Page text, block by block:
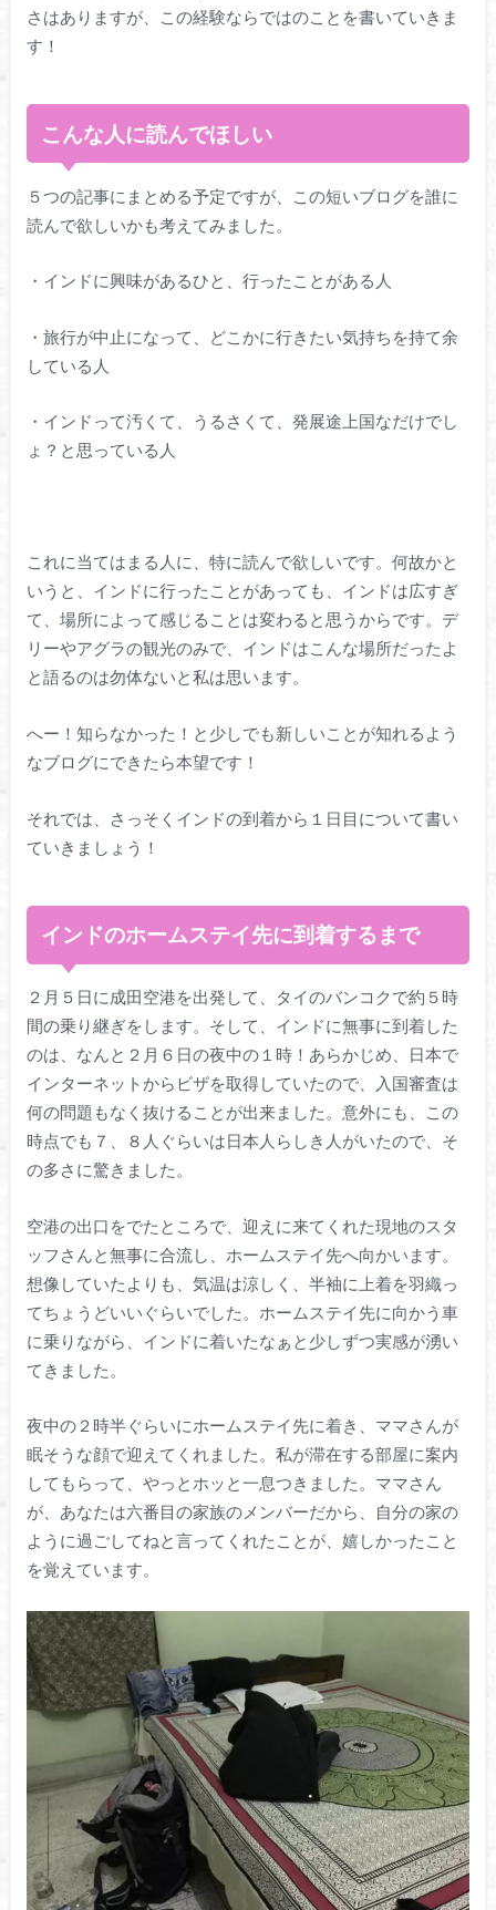
さはありますが、この経験ならではのことを書いていきま
す！
こんな人に読んでほしい
５つの記事にまとめる予定ですが、この短いブログを誰に
読んで欲しいかも考えてみました。
・インドに興味があるひと、行ったことがある人
・旅行が中止になって、どこかに行きたい気持ちを持て余
している人
・インドって汚くて、うるさくて、発展途上国なだけでし
ょ？と思っている人
これに当てはまる人に、特に読んで欲しいです。何故かと
いうと、インドに行ったことがあっても、インドは広すぎ
て、場所によって感じることは変わると思うからです。デ
リーやアグラの観光のみで、インドはこんな場所だったよ
と語るのは勿体ないと私は思います。
へー！知らなかった！と少しでも新しいことが知れるよう
なブログにできたら本望です！
それでは、さっそくインドの到着から１日目について書い
ていきましょう！
インドのホームステイ先に到着するまで
２月５日に成田空港を出発して、タイのバンコクで約５時
間の乗り継ぎをします。そして、インドに無事に到着した
のは、なんと２月６日の夜中の１時！あらかじめ、日本で
インターネットからビザを取得していたので、入国審査は
何の問題もなく抜けることが出来ました。意外にも、この
時点でも７、８人ぐらいは日本人らしき人がいたので、そ
の多さに驚きました。
空港の出口をでたところで、迎えに来てくれた現地のスタ
ッフさんと無事に合流し、ホームステイ先へ向かいます。
想像していたよりも、気温は涼しく、半袖に上着を羽織っ
てちょうどいいぐらいでした。ホームステイ先に向かう車
に乗りながら、インドに着いたなぁと少しずつ実感が湧い
てきました。
夜中の２時半ぐらいにホームステイ先に着き、ママさんが
眠そうな顔で迎えてくれました。私が滞在する部屋に案内
してもらって、やっとホッと一息つきました。ママさん
が、あなたは六番目の家族のメンバーだから、自分の家の
ように過ごしてねと言ってくれたことが、嬉しかったこと
を覚えています。